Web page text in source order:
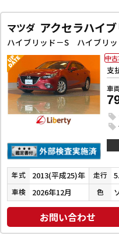
マツダ アクセラハイ
支
車
中
年式 2013(平成25)年 走行
車検 2026年12月 色
お問い合わせ